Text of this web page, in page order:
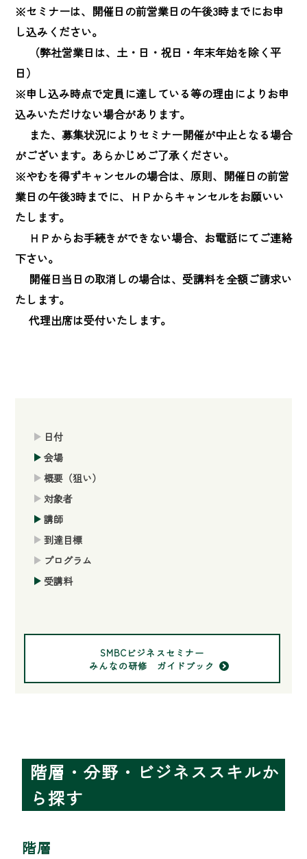
日付
会場
概要（狙い）
対象者
講師
到達目標
プログラム
受講料
SMBCビジネスセミナー
みんなの研修 ガイドブック
※セミナーは、開催日の前営業日の午後3時までにお申
し込みください。
（弊社営業日は、土・日・祝日・年末年始を除く平
日）
※申し込み時点で定員に達している等の理由によりお申
込みいただけない場合があります。
また、募集状況によりセミナー開催が中止となる場合
がございます。あらかじめご了承ください。
※やむを得ずキャンセルの場合は、原則、開催日の前営
業日の午後3時までに、ＨＰからキャンセルをお願いい
たします。
ＨＰからお手続きができない場合、お電話にてご連絡
下さい。
開催日当日の取消しの場合は、受講料を全額ご請求い
たします。
代理出席は受付いたします。
階層・分野・ビジネススキルか
ら探す
階層